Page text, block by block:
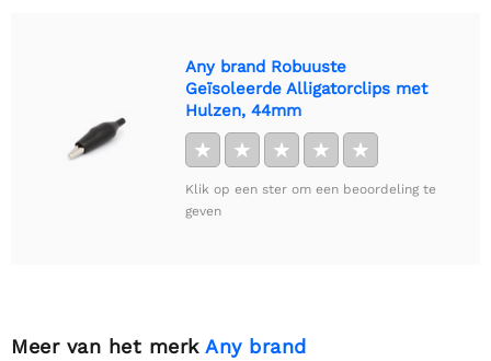
Any brand Robuuste
Geïsoleerde Alligatorclips met
Hulzen, 44mm
★ ★ ★ ★ ★
Klik op een ster om een beoordeling te
geven
Meer van het merk Any brand